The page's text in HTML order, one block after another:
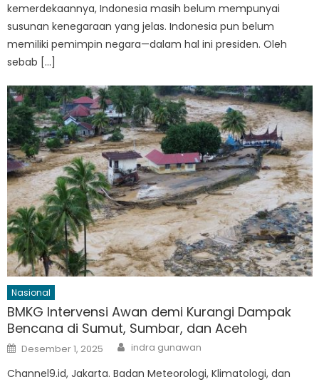
kemerdekaannya, Indonesia masih belum mempunyai
susunan kenegaraan yang jelas. Indonesia pun belum
memiliki pemimpin negara—dalam hal ini presiden. Oleh
sebab […]
Nasional
BMKG Intervensi Awan demi Kurangi Dampak
Bencana di Sumut, Sumbar, dan Aceh
Posted
on
Desember 1, 2025 Author
indra gunawan
Channel9.id, Jakarta. Badan Meteorologi, Klimatologi, dan